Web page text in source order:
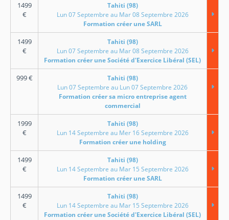
1499
€
Tahiti (98)
Lun 07 Septembre au Mar 08 Septembre 2026
Formation créer une SARL
1499
€
Tahiti (98)
Lun 07 Septembre au Mar 08 Septembre 2026
Formation créer une Société d'Exercice Libéral (SEL)
999€
Tahiti (98)
Lun 07 Septembre au Lun 07 Septembre 2026
Formation créer sa micro entreprise agent
commercial
1999
€
Tahiti (98)
Lun 14 Septembre au Mer 16 Septembre 2026
Formation créer une holding
1499
€
Tahiti (98)
Lun 14 Septembre au Mar 15 Septembre 2026
Formation créer une SARL
1499
€
Tahiti (98)
Lun 14 Septembre au Mar 15 Septembre 2026
Formation créer une Société d'Exercice Libéral (SEL)